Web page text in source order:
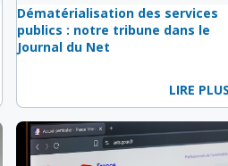
Dématérialisation des services
publics : notre tribune dans le
Journal du Net
LIRE PLUS